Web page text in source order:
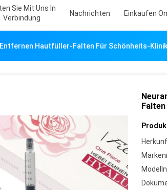
Sie Mit Uns In
Verbindung
Nachrichten Einkaufen
Hautfüller-Falten Für Schönheits-Klinik